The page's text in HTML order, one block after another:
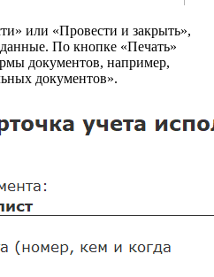
или «Провести и закрыть»,
По кнопке «Печать»
документов, например,
документов».